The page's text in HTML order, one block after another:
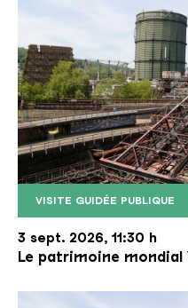
VISITE GUIDÉE PUBLIQUE
Le monte-charge
Copyright:
3 sept. 2026, 11:30 h
Le patrimoine mondial